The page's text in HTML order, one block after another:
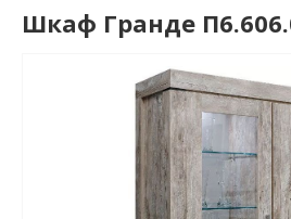
Шкаф Гранде